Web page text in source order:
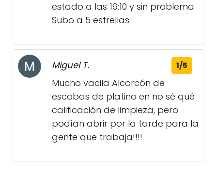
estado a las 19:10 y sin problema.
Subo a 5 estrellas.
Miguel T. 1/5
Mucho vacila Alcorcón de
escobas de platino en no sé qué
calificación de limpieza, pero
podían abrir por la tarde para la
gente que trabaja!!!!.